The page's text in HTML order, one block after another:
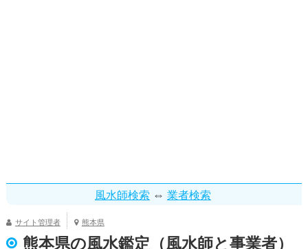
風水師検索 ⇔ 業者検索
サイト管理者 熊本県
熊本県の風水鑑定（風水師と事業者）